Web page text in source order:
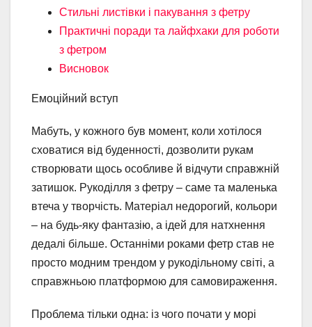
Стильні листівки і пакування з фетру
Практичні поради та лайфхаки для роботи
з фетром
Висновок
Емоційний вступ
Мабуть, у кожного був момент, коли хотілося
сховатися від буденності, дозволити рукам
створювати щось особливе й відчути справжній
затишок. Рукоділля з фетру – саме та маленька
втеча у творчість. Матеріал недорогий, кольори
– на будь-яку фантазію, а ідей для натхнення
дедалі більше. Останніми роками фетр став не
просто модним трендом у рукодільному світі, а
справжньою платформою для самовираження.
Проблема тільки одна: із чого почати у морі